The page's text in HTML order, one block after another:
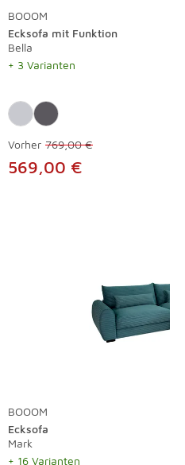
BOOOM
Ecksofa mit Funktion
Bella
+ 3 Varianten
Vorher 769,00 €
569,00 €
BOOOM
Ecksofa
Mark
+ 16 Varianten